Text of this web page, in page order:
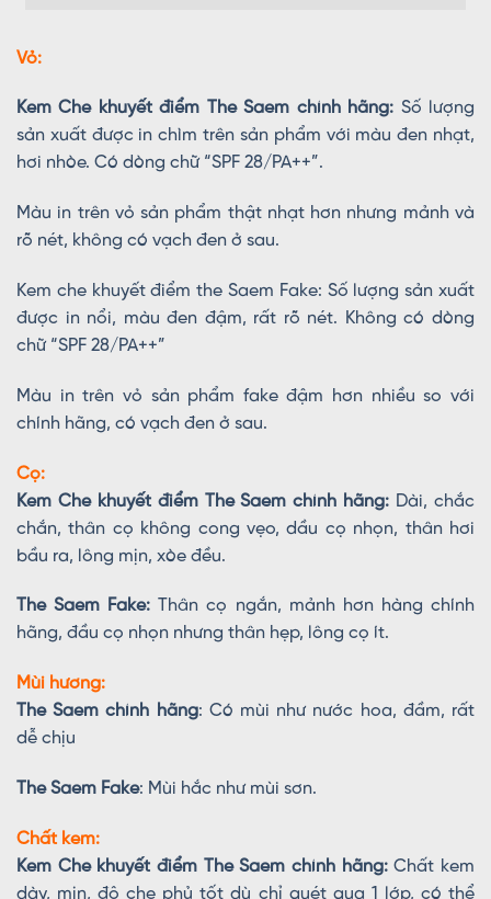
Vỏ:
Kem Che khuyết điểm The Saem chính hãng: Số lượng
sản xuất được in chìm trên sản phẩm với màu đen nhạt,
hơi nhòe. Có dòng chữ “SPF 28/PA++”.
Màu in trên vỏ sản phẩm thật nhạt hơn nhưng mảnh và
rõ nét, không có vạch đen ở sau.
Kem che khuyết điểm the Saem Fake: Số lượng sản xuất
được in nổi, màu đen đậm, rất rõ nét. Không có dòng
chữ “SPF 28/PA++”
Màu in trên vỏ sản phẩm fake đậm hơn nhiều so với
chính hãng, có vạch đen ở sau.
Cọ:
Kem Che khuyết điểm The Saem chính hãng: Dài, chắc
chắn, thân cọ không cong vẹo, dầu cọ nhọn, thân hơi
bầu ra, lông mịn, xòe đều.
The Saem Fake:Thân cọ ngắn, mảnh hơn hàng chính
hãng, đầu cọ nhọn nhưng thân hẹp, lông cọ ít.
Mùi hương:
The Saem chính hãng: Có mùi như nước hoa, đầm, rất
dễ chịu
The Saem Fake: Mùi hắc như mùi sơn.
Chất kem:
Kem Che khuyết điểm The Saem chính hãng:Chất kem
dày, mịn, độ che phủ tốt dù chỉ quét qua 1 lớp, có thể